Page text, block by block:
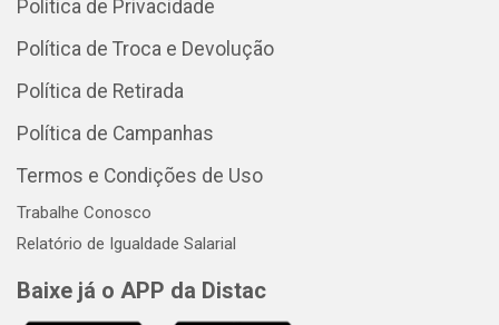
Política de Privacidade
Política de Troca e Devolução
Política de Retirada
Política de Campanhas
Termos e Condições de Uso
Trabalhe Conosco
Relatório de Igualdade Salarial
Baixe já o APP da Distac